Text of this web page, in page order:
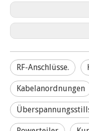
RF-Anschlüsse.
Kabelanordnungen